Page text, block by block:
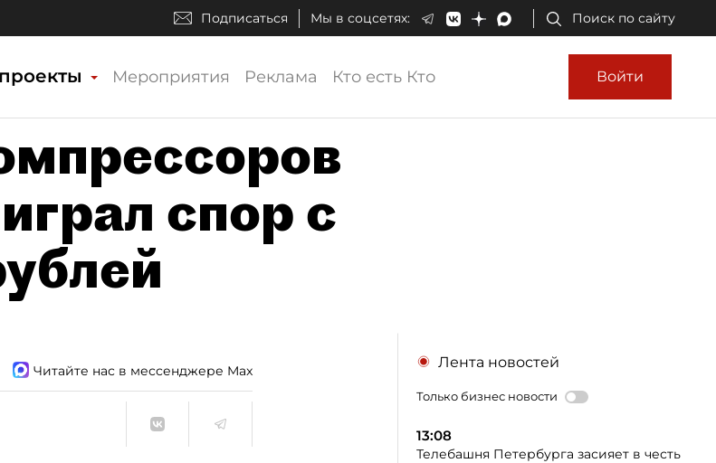
Подписаться Мы в соцсетях: Поиск по сайту
Мероприятия Реклама Кто есть Кто Войти
спор с
Читайте нас в мессенджере Max Лента новостей
Только бизнес новости
13:08
Телебашня Петербурга засияет в честь